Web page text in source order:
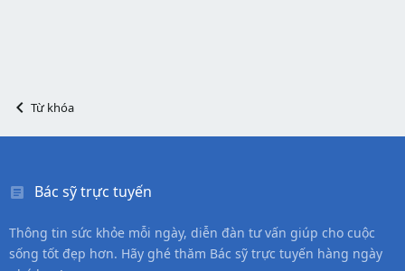
Từ khóa
Bác sỹ trực tuyến
Thông tin sức khỏe mỗi ngày, diễn đàn tư vấn giúp cho cuộc
sống tốt đẹp hơn. Hãy ghé thăm Bác sỹ trực tuyến hàng ngày